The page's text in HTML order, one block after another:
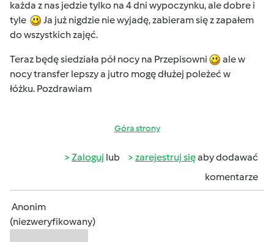
każda z nas jedzie tylko na 4 dni wypoczynku, ale dobre i
tyle
Ja już nigdzie nie wyjadę, zabieram się z zapałem
do wszystkich zajęć.
Teraz będę siedziała pół nocy na Przepisowni
ale w
nocy transfer lepszy a jutro mogę dłużej poleżeć w
łóżku. Pozdrawiam
Góra strony
Zaloguj lub zarejestruj sięaby dodawać
komentarze
Anonim
(niezweryfikowany)